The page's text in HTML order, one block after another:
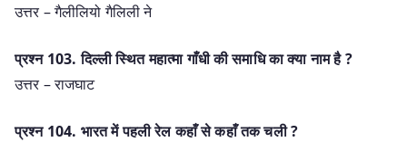
उत्तर – गैलीलियो गैलिली ने
प्रश्‍न 103. दिल्ली स्थित महात्मा गाँधी की समाधि का क्या नाम है ?
उत्तर – राजघाट
प्रश्‍न 104. भारत में पहली रेल कहाँ से कहाँ तक चली ?